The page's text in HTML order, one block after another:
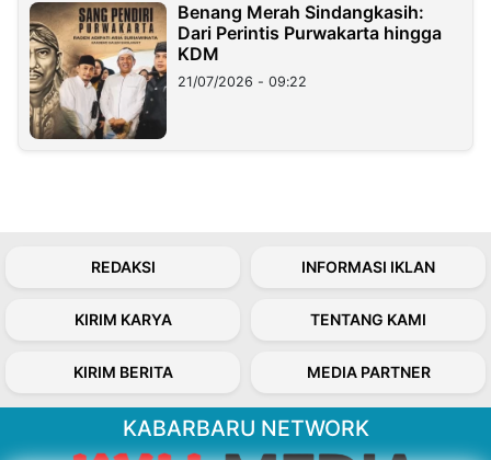
Benang Merah Sindangkasih:
Dari Perintis Purwakarta hingga
KDM
21/07/2026 - 09:22
REDAKSI INFORMASI IKLAN
KIRIM KARYA TENTANG KAMI
KIRIM BERITA MEDIA PARTNER
KABARBARU NETWORK